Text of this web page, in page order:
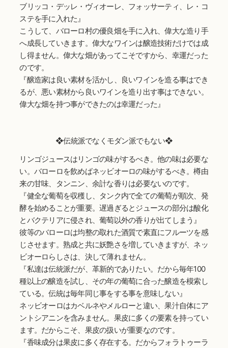
ブリッコ・デッレ・ヴィオーレ、フォッサーティ、レ・コ
ステを手に入れた』
こうして、バローロ村の優良畑を手に入れ、偉大な造り手
へ成長していきます。偉大なワインは醸造技術だけでは成
し得ません。偉大な畑があってこそですから、幸運だった
のです。
『醸造家は良い素材を活かし、良いワインを造る事はでき
るが、悪い素材から良いワインを造り出す事はできない。
偉大な畑を持つ事ができたのは幸運だった』
❖伝統派でなくモダン派でもない❖
リンゴジュースはリンゴの味がするべき。他の味は必要な
い。バローロを飲めばネッビオーロの味がするべき。樽由
来の甘味、タンニン、余計な香りは必要ないのです。
『健全な葡萄を収穫し、タンク内で全ての葡萄が順次、発
酵を始めることが重要。遅過ぎるとジュースの部分は酸化
とバクテリアに侵され、葡萄以外の香りが出てしまう』
彼等のバローロは均整の取れた酒質で素直にフルーツを感
じさせます。熟成と共に妖艶さを増していきますが、ネッ
ビオーロらしさは、決して薄れません。
『私達は伝統派だが、革新的でありたい。だから毎年100
種以上の醸造を試し、その年の葡萄に合った醸造を模索し
ている。伝統は毎年同じ事をする事を意味しない』
ネッビオーロはカベルネやメルローと違い、果汁自体にア
ントシアニンを含みません。果皮に多くの要素を持ってい
ます。だからこそ、果皮の扱いが重要なのです。
『香味成分は果皮に多く存在する。だからフォラトゥーラ